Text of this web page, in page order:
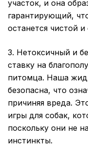
участок, и она
гарантирующий,
останется чистой
3. Нетоксичный и
ставку на
питомца. Наша
безопасна, что
причиняя вреда.
игры для собак,
поскольку они не
инстинкты.